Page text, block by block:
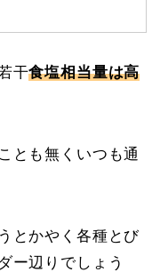
干食塩相当量は高
とも無くいつも通
とかやく各種とび
ー辺りでしょう